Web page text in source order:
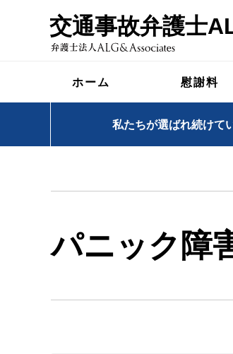
交通事故弁護士
ホーム 慰謝料
私たちが選ばれ続けて
パニック障